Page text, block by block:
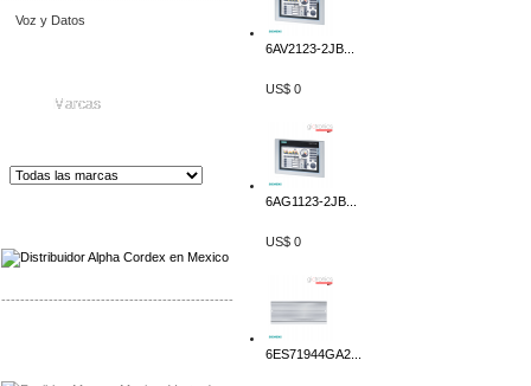
Voz y Datos
Marcas
-------------------------------------------------
6AV2123-2JB...
US$ 0
6AG1123-2JB...
US$ 0
6ES71944GA2...